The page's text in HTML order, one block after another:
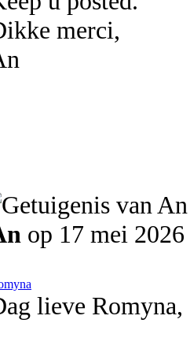
merci,
op 17 mei 2026
lieve Romyna,